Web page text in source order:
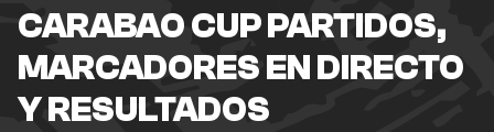
CARABAO CUP PARTIDOS,
MARCADORES EN DIRECTO
Y RESULTADOS